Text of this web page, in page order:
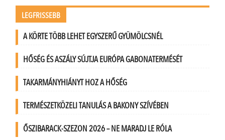
LEGFRISSEBB
A KÖRTE TÖBB LEHET EGYSZERŰ GYÜMÖLCSNÉL
HŐSÉG ÉS ASZÁLY SÚJTJA EURÓPA GABONATERMÉSÉT
TAKARMÁNYHIÁNYT HOZ A HŐSÉG
TERMÉSZETKÖZELI TANULÁS A BAKONY SZÍVÉBEN
ŐSZIBARACK-SZEZON 2026 – NE MARADJ LE RÓLA